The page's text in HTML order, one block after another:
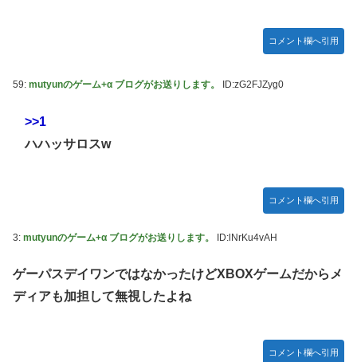
【画像】70年代の漫画、あまりにも時代を先取りしすぎてい
【動画】地震発生時の熊本総合病院の手術室の様子が(((ﾟ
Дﾟ)))
【朗報】ワンピースのミホークとビスタさん、遥かにミホー
【ウマ娘】セイちゃんの攻撃力を見よ！！！
【悲報】「HUNTER×HUNTER」のビヨンド=ネテロさん、
何か思ってた奴と違う・・・
亡き叔母の遺書「実は17年前に従兄弟と赤ちゃんを交換し
首相官邸、高市首相の熊本訪問の感動BGM付きムービーを
コメント欄へ引用
59: mutyunのゲーム+α ブログがお送りします。 ID:zG2FJZyg0
>>1
ハハッサロスw
コメント欄へ引用
3: mutyunのゲーム+α ブログがお送りします。 ID:lNrKu4vAH
ゲーパスデイワンではなかったけどXBOXゲームだからメ
ディアも加担して無視したよね
コメント欄へ引用